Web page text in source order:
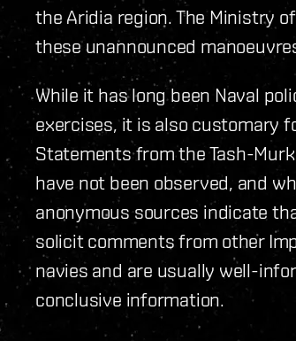
the Aridia region. The Ministry
these unannounced
While it has long been Naval
exercises, it is also customary
Statements from the Tash-
have not been observed, and
anonymous sources indicate
solicit comments from other
navies and are usually well-
conclusive information.